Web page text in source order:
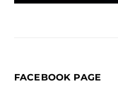
FACEBOOK PAGE